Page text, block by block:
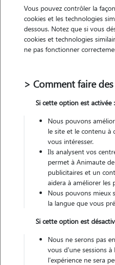
• 23 ans
5 animaux
Véhiculé
L'envoi d'une demande
Vous pouvez contrôler la
cookies et les technologies
dessous. Notez que si vous
cookies et technologies
ne pas fonctionner
> Comment faire
Si cette option est activée :
Nous pouvons
le site et le contenu à
vous intéresser.
Ils analysent vos
permet à Animaute
publicitaires et un
aidera à améliorer les
Nous pouvons mieux
la langue que vous
Si cette option est
Nous ne serons pas
vous d'une sessions
l'expérience ne sera